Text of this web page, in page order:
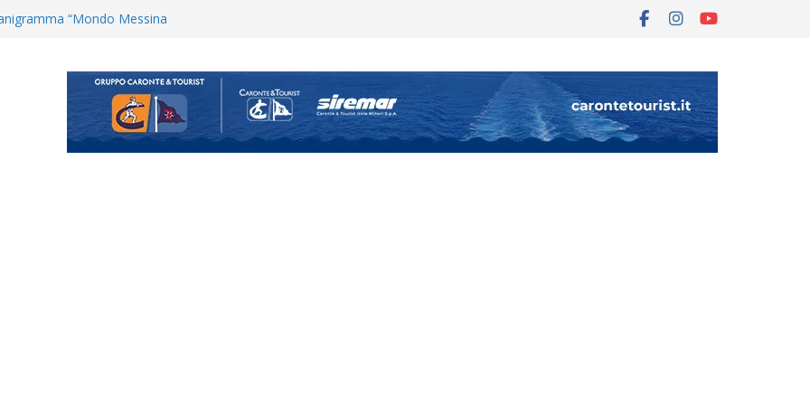
“Mondo Messina
il progetto Messina. “La
ma non chi siamo”
bocciato il Fasano,
e Kamarat restano in